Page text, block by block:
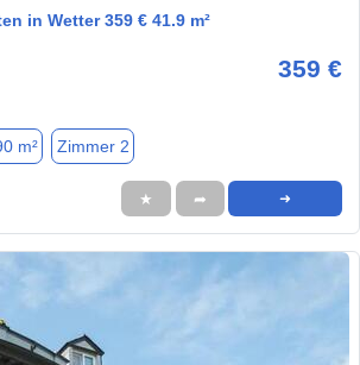
in Wetter 359 € 41.9 m²
359 €
m² Zimmer 2
★ ➦ ➜